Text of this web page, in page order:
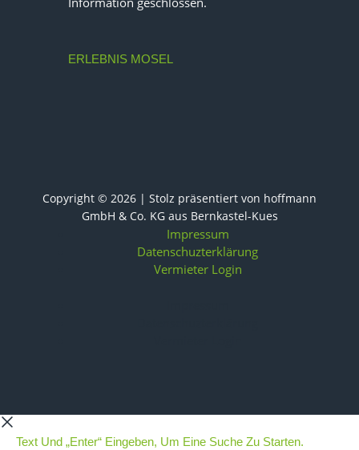
ERLEBNIS MOSEL
Copyright © 2026 | Stolz präsentiert von hoffmann
GmbH & Co. KGaus Bernkastel-Kues
Impressum
Datenschuzterklärung
Vermieter Login
Text Und „Enter“ Eingeben, Um Eine Suche Zu Starten.